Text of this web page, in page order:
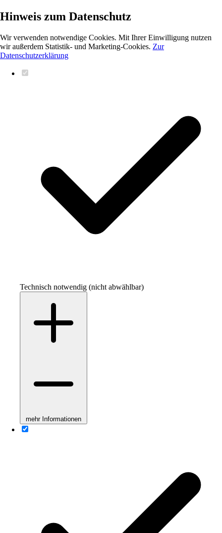
Hinweis zum Datenschutz
Wir verwenden notwendige Cookies. Mit Ihrer Einwilligung nutzen
wir außerdem Statistik- und Marketing-Cookies. Zur
Datenschutzerklärung
Technisch notwendig (nicht abwählbar)
mehr Informationen